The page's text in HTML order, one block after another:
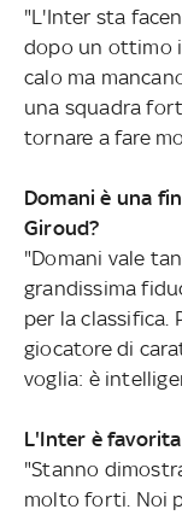
"L'Inter sta
dopo un ottimo
calo ma
una squadra
tornare a fare
Domani è una
Giroud?
"Domani vale
grandissima
per la classifica.
giocatore di
voglia: è
L'Inter è
"Stanno
molto forti. Noi